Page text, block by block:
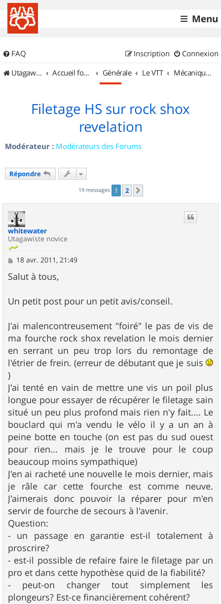
Menu
FAQ Connexion
Inscription
UtagawaVTT (Randos VTT et VTTAE avec traces GPS)
Accueil forum Générale Le VTT Mécanique et Entretiens
Filetage HS sur rock shox
revelation
Modérateur : Modérateurs des Forums
Répondre
19 messages 1 2
whitewater
Utagawiste novice
M
s
s
g
e
18 avr. 2011, 21:49
Salut à tous,
Un petit post pour un petit avis/conseil.
J'ai malencontreusement "foiré" le pas de vis de
ma fourche rock shox revelation le mois dernier
en serrant un peu trop lors du remontage de
l'étrier de frein. (erreur de débutant que je suis
)
J'ai tenté en vain de mettre une vis un poil plus
longue pour essayer de récupérer le filetage sain
situé un peu plus profond mais rien n'y fait.... Le
bouclard qui m'a vendu le vélo il y a un an à
peine botte en touche (on est pas du sud ouest
pour rien... mais je le trouve pour le coup
beaucoup moins sympathique)
J'en ai racheté une nouvelle le mois dernier, mais
je râle car cette fourche est comme neuve.
J'aimerais donc pouvoir la réparer pour m'en
servir de fourche de secours à l'avenir.
Question:
- un passage en garantie est-il totalement à
proscrire?
- est-il possible de refaire faire le filetage par un
pro et dans cette hypothèse quid de la fiabilité?
- peut-on changer tout simplement les
plongeurs? Est-ce financièrement cohérent?